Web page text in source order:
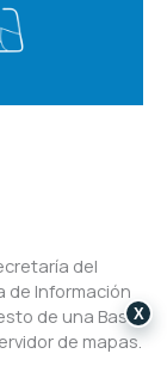
del
de Información
de una Base
de mapas.
X